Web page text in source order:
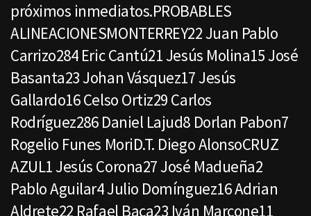
próximos inmediatos.PROBABLES
ALINEACIONESMONTERREY22 Juan Pablo
Carrizo284 Eric Cantú21 Jesús Molina15 José
Basanta23 Johan Vásquez17 Jesús
Gallardo16 Celso Ortiz29 Carlos
Rodríguez286 Daniel Lajud8 Dorlan Pabon7
Rogelio Funes MoriD.T. Diego AlonsoCRUZ
AZUL1 Jesús Corona27 José Madueña2
Pablo Aguilar4 Julio Domínguez16 Adrian
Aldrete22 Rafael Baca23 Iván Marcone11